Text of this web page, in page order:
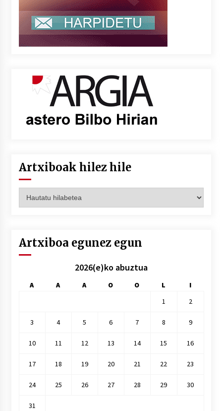
Artxiboak hilez hile
hilez
Artxiboa egunez egun
2026(e)ko abuztua
A A A O O L
I
1
2
3 4 5 6 7 8 9
10 11 12 13 14 15 16
17 18 19 20 21 22 23
24 25 26 27 28 29 30
31